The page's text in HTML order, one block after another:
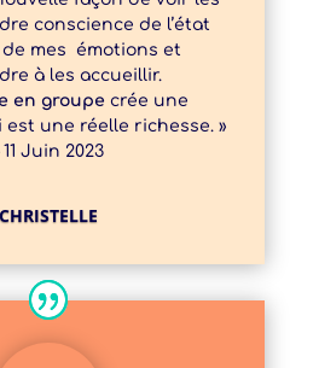
conscience de l’état
mes émotions et
à les accueillir.
en groupe crée une
une réelle richesse. »
11 Juin 2023
CHRISTELLE